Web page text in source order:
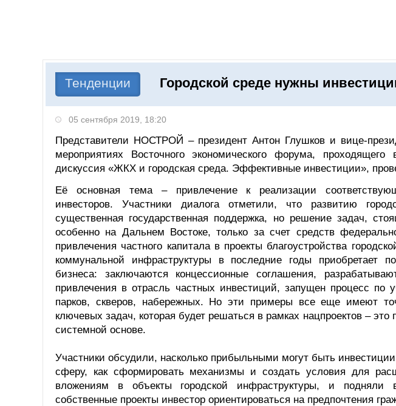
Поиск
НОВОСТИ СТАТЬИ
Тенденции Городской среде нужны
05 сентября 2019, 18:20
Представители НОСТРОЙ – президент Антон Глушков и вице-
мероприятиях Восточного экономического форума,
дискуссия «ЖКХ и городская среда. Эффективные инвестиции»,
Её основная тема – привлечение к реализации
инвесторов. Участники диалога отметили, что развитию
существенная государственная поддержка, но решение задач,
особенно на Дальнем Востоке, только за счет средств
привлечения частного капитала в проекты благоустройства
коммунальной инфраструктуры в последние годы приобретает
бизнеса: заключаются концессионные соглашения,
привлечения в отрасль частных инвестиций, запущен процесс по
парков, скверов, набережных. Но эти примеры все еще имеют
ключевых задач, которая будет решаться в рамках нацпроектов –
системной основе.
Участники обсудили, насколько прибыльными могут быть
сферу, как сформировать механизмы и создать условия для
вложениям в объекты городской инфраструктуры, и
собственные проекты инвестор ориентироваться на предпочтения